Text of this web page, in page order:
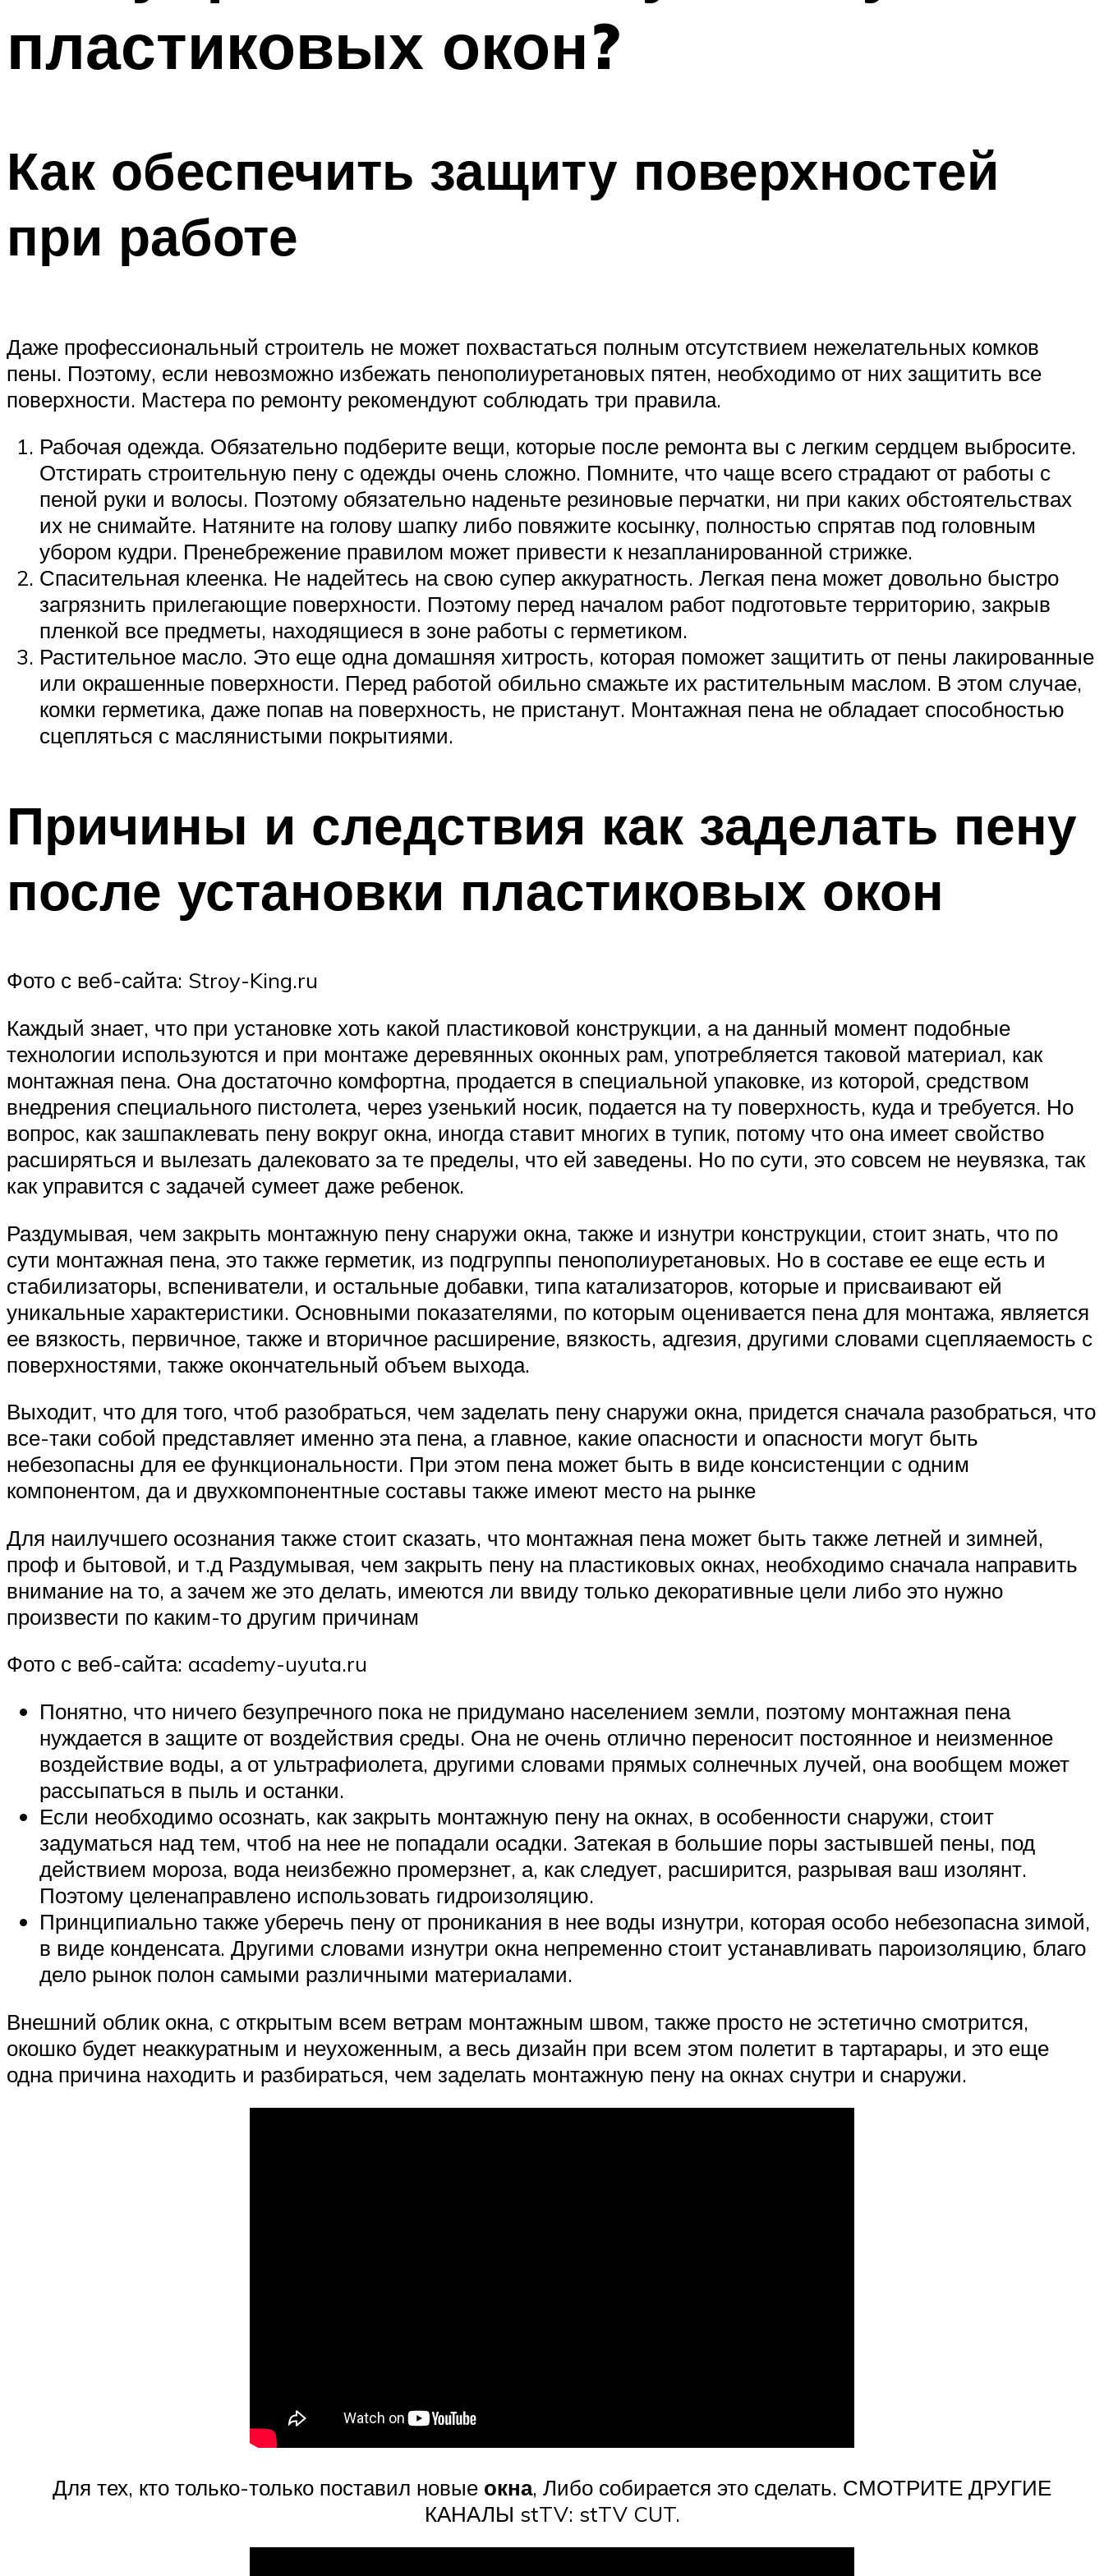
пластиковых окон?
Как обеспечить защиту поверхностей
при работе
Даже профессиональный строитель не может похвастаться полным отсутствием нежелательных комков
пены. Поэтому, если невозможно избежать пенополиуретановых пятен, необходимо от них защитить все
поверхности. Мастера по ремонту рекомендуют соблюдать три правила.
Рабочая одежда. Обязательно подберите вещи, которые после ремонта вы с легким сердцем выбросите.
Отстирать строительную пену с одежды очень сложно. Помните, что чаще всего страдают от работы с
пеной руки и волосы. Поэтому обязательно наденьте резиновые перчатки, ни при каких обстоятельствах
их не снимайте. Натяните на голову шапку либо повяжите косынку, полностью спрятав под головным
убором кудри. Пренебрежение правилом может привести к незапланированной стрижке.
Спасительная клеенка. Не надейтесь на свою супер аккуратность. Легкая пена может довольно быстро
загрязнить прилегающие поверхности. Поэтому перед началом работ подготовьте территорию, закрыв
пленкой все предметы, находящиеся в зоне работы с герметиком.
Растительное масло. Это еще одна домашняя хитрость, которая поможет защитить от пены лакированные
или окрашенные поверхности. Перед работой обильно смажьте их растительным маслом. В этом случае,
комки герметика, даже попав на поверхность, не пристанут. Монтажная пена не обладает способностью
сцепляться с маслянистыми покрытиями.
Причины и следствия как заделать пену
после установки пластиковых окон
Фото с веб-сайта: Stroy-King.ru
Каждый знает, что при установке хоть какой пластиковой конструкции, а на данный момент подобные
технологии используются и при монтаже деревянных оконных рам, употребляется таковой материал, как
монтажная пена. Она достаточно комфортна, продается в специальной упаковке, из которой, средством
внедрения специального пистолета, через узенький носик, подается на ту поверхность, куда и требуется. Но
вопрос, как зашпаклевать пену вокруг окна, иногда ставит многих в тупик, потому что она имеет свойство
расширяться и вылезать далековато за те пределы, что ей заведены. Но по сути, это совсем не неувязка, так
как управится с задачей сумеет даже ребенок.
Раздумывая, чем закрыть монтажную пену снаружи окна, также и изнутри конструкции, стоит знать, что по
сути монтажная пена, это также герметик, из подгруппы пенополиуретановых. Но в составе ее еще есть и
стабилизаторы, вспениватели, и остальные добавки, типа катализаторов, которые и присваивают ей
уникальные характеристики. Основными показателями, по которым оценивается пена для монтажа, является
ее вязкость, первичное, также и вторичное расширение, вязкость, адгезия, другими словами сцепляаемость с
поверхностями, также окончательный объем выхода.
Выходит, что для того, чтоб разобраться, чем заделать пену снаружи окна, придется сначала разобраться, что
все-таки собой представляет именно эта пена, а главное, какие опасности и опасности могут быть
небезопасны для ее функциональности. При этом пена может быть в виде консистенции с одним
компонентом, да и двухкомпонентные составы также имеют место на рынке
Для наилучшего осознания также стоит сказать, что монтажная пена может быть также летней и зимней,
проф и бытовой, и т.д Раздумывая, чем закрыть пену на пластиковых окнах, необходимо сначала направить
внимание на то, а зачем же это делать, имеются ли ввиду только декоративные цели либо это нужно
произвести по каким-то другим причинам
Фото с веб-сайта: academy-uyuta.ru
Понятно, что ничего безупречного пока не придумано населением земли, поэтому монтажная пена
нуждается в защите от воздействия среды. Она не очень отлично переносит постоянное и неизменное
воздействие воды, а от ультрафиолета, другими словами прямых солнечных лучей, она вообщем может
рассыпаться в пыль и останки.
Если необходимо осознать, как закрыть монтажную пену на окнах, в особенности снаружи, стоит
задуматься над тем, чтоб на нее не попадали осадки. Затекая в большие поры застывшей пены, под
действием мороза, вода неизбежно промерзнет, а, как следует, расширится, разрывая ваш изолянт.
Поэтому целенаправлено использовать гидроизоляцию.
Принципиально также уберечь пену от проникания в нее воды изнутри, которая особо небезопасна зимой,
в виде конденсата. Другими словами изнутри окна непременно стоит устанавливать пароизоляцию, благо
дело рынок полон самыми различными материалами.
Внешний облик окна, с открытым всем ветрам монтажным швом, также просто не эстетично смотрится,
окошко будет неаккуратным и неухоженным, а весь дизайн при всем этом полетит в тартарары, и это еще
одна причина находить и разбираться, чем заделать монтажную пену на окнах снутри и снаружи.
Для тех, кто только-только поставил новые окна, Либо собирается это сделать. СМОТРИТЕ ДРУГИЕ
КАНАЛЫ stTV: stTV CUT.